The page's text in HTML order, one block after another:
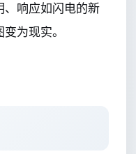
、响应如闪电的新
为现实。